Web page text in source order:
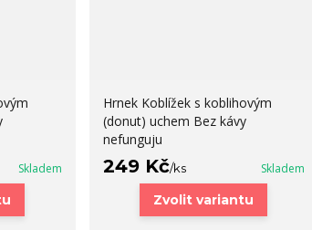
Skladem
Hrnek Koblížek s koblihovým
(donut) uchem Bez kávy
nefunguju
249 Kč/ks Skladem
Zvolit variantu